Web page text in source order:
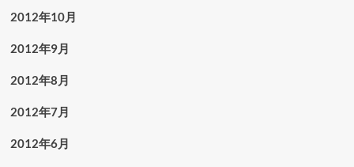
2012年10月
2012年9月
2012年8月
2012年7月
2012年6月